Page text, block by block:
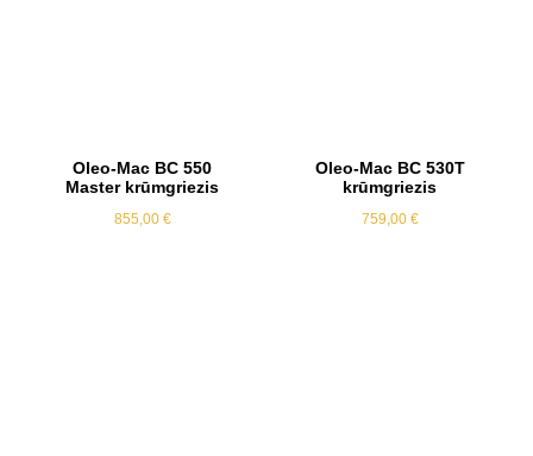
Oleo-Mac BC 550
Master krūmgriezis
855,00 €
Oleo-Mac BC 530T
krūmgriezis
759,00 €